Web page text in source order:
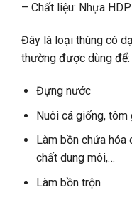
– Chất liệu: Nhựa
Đây là loại thùng có
thường được dùng để:
Đựng nước
Nuôi cá giống, tôm
Làm bồn chứa hóa
chất dung môi,…
Làm bồn trộn